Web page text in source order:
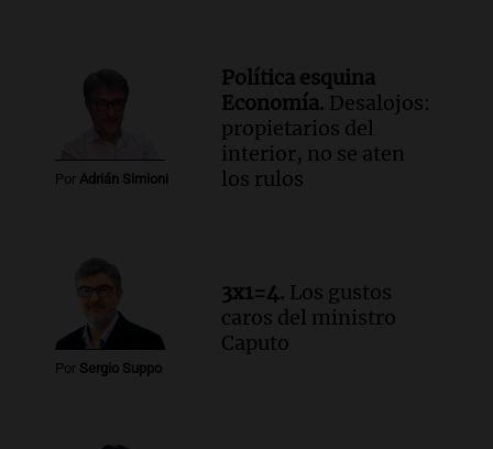
Audio.El Tesoro Nacional captura 12
billones de pesos y genera excedente de
liquidez de 4 billones
Panorama Federal
según San Ignacio de Loyola
Panorama Federal
Episodios
Audio.Tormentas y filtraciones: "El
agua entra por donde menos
Por Adrián Simioni
Política esquina
Economía. Desalojos:
propietarios del
interior, no se aten
los rulos
Por Sergio Suppo
3x1=4. Los gustos
caros del ministro
Caputo